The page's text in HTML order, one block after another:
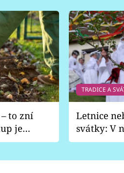
to zní
je
TRADICE A
Letnice
svátky: V
pondělí